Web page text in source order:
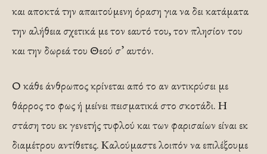
και αποκτά την απαιτούμενη όραση για να δει κατάματα
την αλήθεια σχετικά με τον εαυτό του, τον πλησίον του
και την δωρεά του Θεού σ’ αυτόν.
Ο κάθε άνθρωπος κρίνεται από το αν αντικρύσει με
θάρρος το φως ή μείνει πεισματικά στο σκοτάδι. Η
στάση του εκ γενετής τυφλού και των φαρισαίων είναι εκ
διαμέτρου αντίθετες. Καλούμαστε λοιπόν να επιλέξουμε